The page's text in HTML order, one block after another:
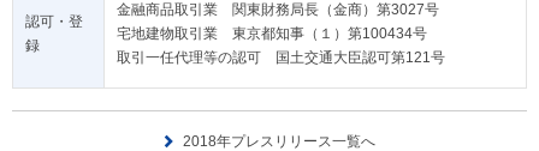
認可・登
録
金融商品取引業 関東財務局長（金商）第3027号
宅地建物取引業 東京都知事（１）第100434号
取引一任代理等の認可 国土交通大臣認可第121号
2018年プレスリリース一覧へ